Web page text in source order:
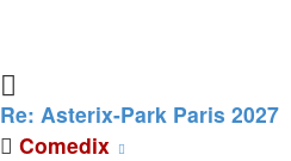
Re: Asterix-Park Paris 2027
Comedix